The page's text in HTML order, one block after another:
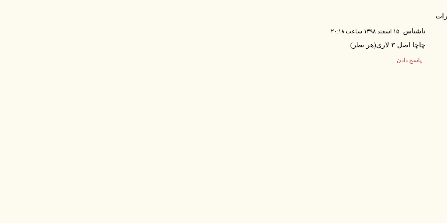
ناشناس
۱۵ اسفند ۱۳۹۸ ساعت ۲۰:۱۸
چاچا اصل ۳ لاری(هر بطر)
پاسخ دادن